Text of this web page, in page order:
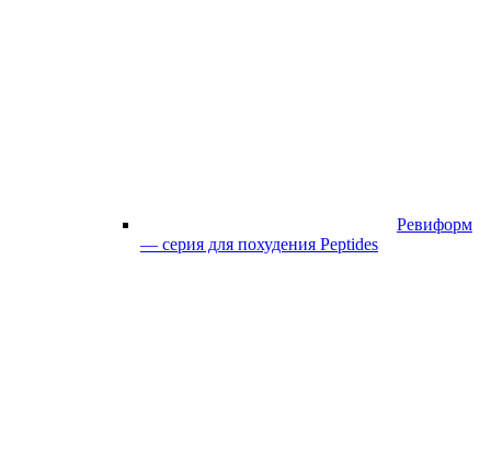
Ревиформ
— серия для похудения Peptides